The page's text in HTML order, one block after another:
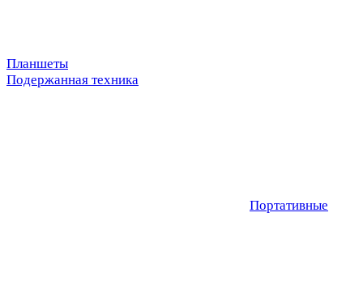
Планшеты
Подержанная техника
Портативные